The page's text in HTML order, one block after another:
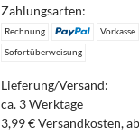
Zahlungsarten:
Rechnung Vorkasse
Sofortüberweisung
Lieferung/Versand:
ca. 3 Werktage
3,99 € Versandkosten,